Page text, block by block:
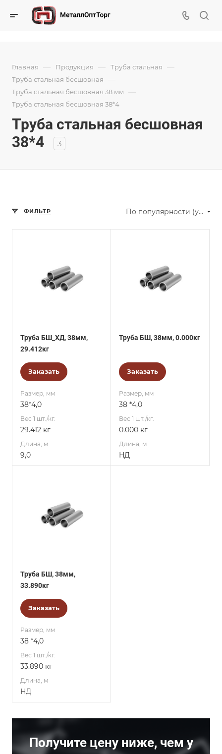
Главная — Продукция — Труба стальная —
Труба стальная бесшовная —
Труба стальная бесшовная 38 мм —
Труба стальная бесшовная 38*4
Труба стальная бесшовная
38*4
3
ФИЛЬТР По популярности (убывание)
Труба БШ_ХД, 38мм,
29.412кг
Заказать
Размер, мм
38*4,0
Вес 1 шт./кг.
29.412 кг
Длина, м
9,0
Труба БШ, 38мм, 0.000кг
Заказать
Размер, мм
38 *4,0
Вес 1 шт./кг.
0.000 кг
Длина, м
НД
Труба БШ, 38мм,
33.890кг
Заказать
Размер, мм
38 *4,0
Вес 1 шт./кг.
33.890 кг
Длина, м
НД
Получите цену ниже, чем у